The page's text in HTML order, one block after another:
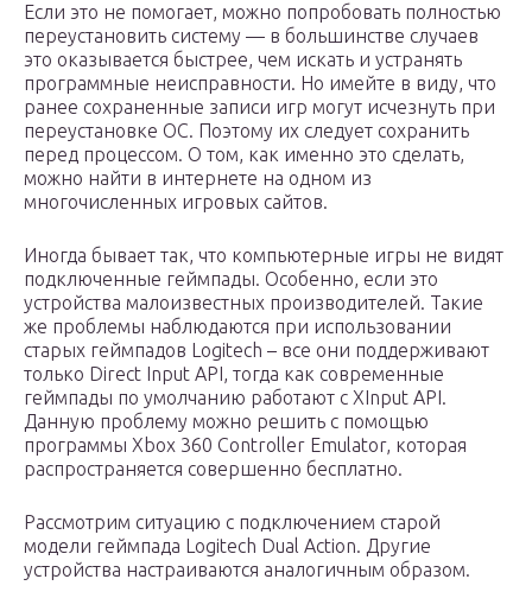
Если это не помогает, можно попробовать полностью
переустановить систему — в большинстве случаев
это оказывается быстрее, чем искать и устранять
программные неисправности. Но имейте в виду, что
ранее сохраненные записи игр могут исчезнуть при
переустановке ОС. Поэтому их следует сохранить
перед процессом. О том, как именно это сделать,
можно найти в интернете на одном из
многочисленных игровых сайтов.
Иногда бывает так, что компьютерные игры не видят
подключенные геймпады. Особенно, если это
устройства малоизвестных производителей. Такие
же проблемы наблюдаются при использовании
старых геймпадов Logitech – все они поддерживают
только Direct Input API, тогда как современные
геймпады по умолчанию работают с XInput API.
Данную проблему можно решить с помощью
программы Xbox 360 Controller Emulator, которая
распространяется совершенно бесплатно.
Рассмотрим ситуацию с подключением старой
модели геймпада Logitech Dual Action. Другие
устройства настраиваются аналогичным образом.